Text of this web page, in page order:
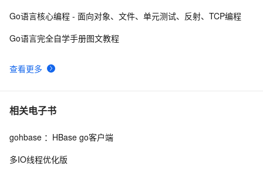
10详解go语言的array和slice 【二】
查看更多
Go语言核心编程 - 面向对象、文件、单元测试、反射、TCP编程
Go语言完全自学手册图文教程
相关电子书
gohbase ：HBase go客户端
多IO线程优化版